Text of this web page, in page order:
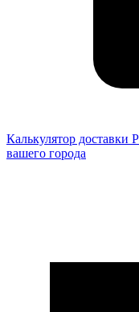
Калькулятор доставки
вашего города